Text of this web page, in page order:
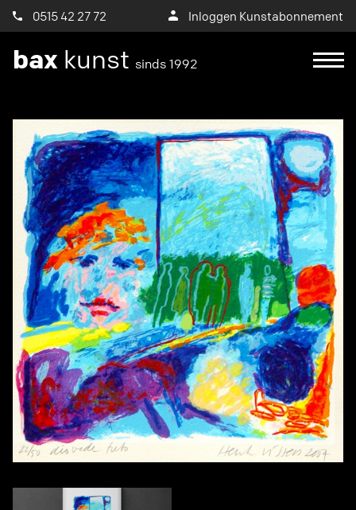
0515 42 27 72 Inloggen Kunstabonnement
bax kunst sinds 1992